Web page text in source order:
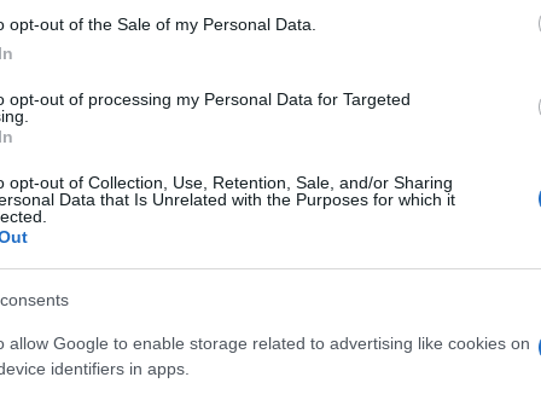
opt-out of the Sale of my Personal Data.
opt-out of processing my Personal Data for Targeted
opt-out of Collection, Use, Retention, Sale, and/or Sharing
Data that Is Unrelated with the Purposes for which it
allow Google to enable storage related to advertising like cookies on
identifiers in apps.
ελήφθη λίγο μετά τις
πιλότοι αεροσκαφών
την παρουσία ενός drone
στις εγκαταστάσεις.
αστυνομικές δυνάμεις, οι οποίες
για τον εντοπισμό του χειριστή.
σε κάποια σύλληψη ή